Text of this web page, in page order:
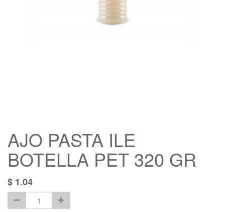
AJO PASTA ILE
BOTELLA PET 320 GR
$ 1.04